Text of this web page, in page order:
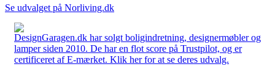
Se udvalget på Norliving.dk
DesignGaragen.dk har solgt boligindretning, designermøbler og
lamper siden 2010. De har en flot score på Trustpilot, og er
certificeret af E-mærket. Klik her for at se deres udvalg.